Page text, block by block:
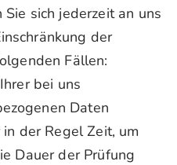
sich jederzeit an uns
der
Fällen:
bei uns
Daten
der Regel Zeit, um
Dauer der Prüfung